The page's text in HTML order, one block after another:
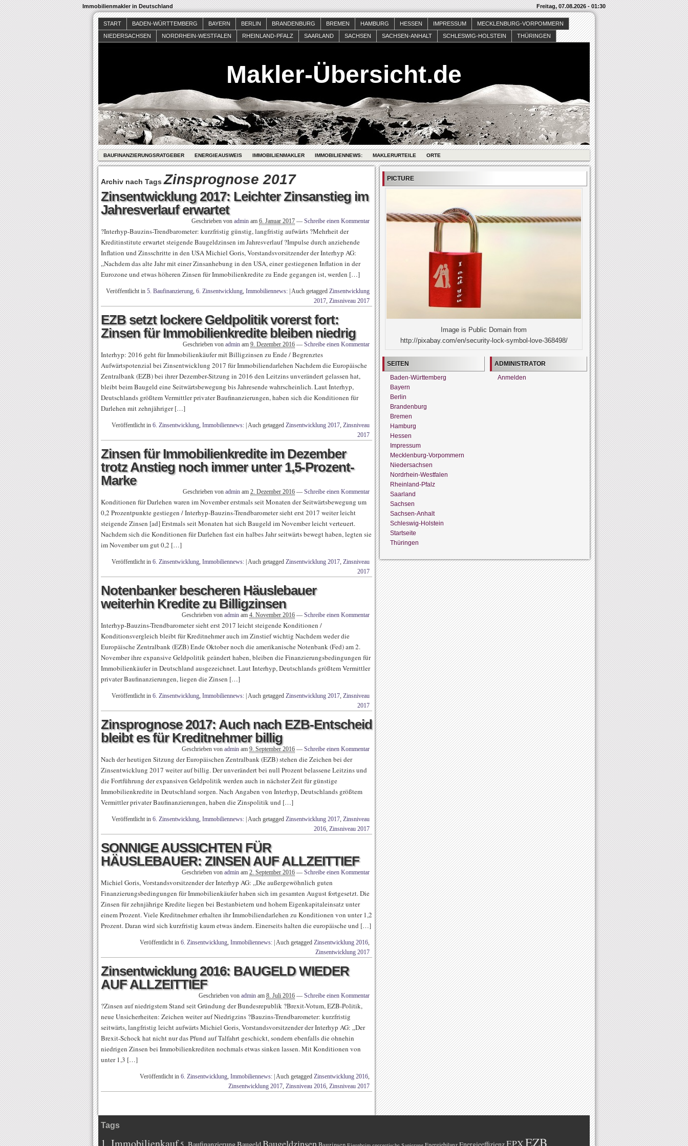
Immobilienmakler in Deutschland Freitag, 07.08.2026 - 01:30
START BADEN-WÜRTTEMBERG BAYERN BERLIN BRANDENBURG BREMEN HAMBURG HESSEN IMPRESSUM
MECKLENBURG-VORPOMMERN
NIEDERSACHSEN
NORDRHEIN-WESTFALEN RHEINLAND-PFALZ SAARLAND SACHSEN SACHSEN-ANHALT SCHLESWIG-HOLSTEIN THÜRINGEN
Makler-Übersicht.de
BAUFINANZIERUNGSRATGEBER ENERGIEAUSWEIS IMMOBILIENMAKLER IMMOBILIENNEWS: MAKLERURTEILE ORTE
Archiv nach TagsZinsprognose 2017
Zinsentwicklung 2017: Leichter Zinsanstieg im
Jahresverlauf erwartet
Geschrieben von admin am 6. Januar 2017 — Schreibe einen Kommentar
?Interhyp-Bauzins-Trendbarometer: kurzfristig günstig, langfristig aufwärts ?Mehrheit der
Kreditinstitute erwartet steigende Baugeldzinsen im Jahresverlauf ?Impulse durch anziehende
Inflation und Zinsschritte in den USA Michiel Goris, Vorstandsvorsitzender der Interhyp AG:
„Nachdem das alte Jahr mit einer Zinsanhebung in den USA, einer gestiegenen Inflation in der
Eurozone und etwas höheren Zinsen für Immobilienkredite zu Ende gegangen ist, werden […]
Veröffentlicht in 5. Baufinanzierung, 6. Zinsentwicklung, Immobiliennews: Auch getagged Zinsentwicklung
2017, Zinsniveau 2017
EZB setzt lockere Geldpolitik vorerst fort:
Zinsen für Immobilienkredite bleiben niedrig
Geschrieben von admin am 9. Dezember 2016 — Schreibe einen Kommentar
Interhyp: 2016 geht für Immobilienkäufer mit Billigzinsen zu Ende / Begrenztes
Aufwärtspotenzial bei Zinsentwicklung 2017 für Immobiliendarlehen Nachdem die Europäische
Zentralbank (EZB) bei ihrer Dezember-Sitzung in 2016 den Leitzins unverändert gelassen hat,
bleibt beim Baugeld eine Seitwärtsbewegung bis Jahresende wahrscheinlich. Laut Interhyp,
Deutschlands größtem Vermittler privater Baufinanzierungen, haben sich die Konditionen für
Darlehen mit zehnjähriger […]
Veröffentlicht in 6. Zinsentwicklung, Immobiliennews: Auch getagged Zinsentwicklung 2017, Zinsniveau
2017
Zinsen für Immobilienkredite im Dezember
trotz Anstieg noch immer unter 1,5-Prozent-
Marke
Geschrieben von admin am 2. Dezember 2016 — Schreibe einen Kommentar
Konditionen für Darlehen waren im November erstmals seit Monaten der Seitwärtsbewegung um
0,2 Prozentpunkte gestiegen / Interhyp-Bauzins-Trendbarometer sieht erst 2017 weiter leicht
steigende Zinsen [ad] Erstmals seit Monaten hat sich Baugeld im November leicht verteuert.
Nachdem sich die Konditionen für Darlehen fast ein halbes Jahr seitwärts bewegt haben, legten sie
im November um gut 0,2 […]
Veröffentlicht in 6. Zinsentwicklung, Immobiliennews: Auch getagged Zinsentwicklung 2017, Zinsniveau
2017
Notenbanker bescheren Häuslebauer
weiterhin Kredite zu Billigzinsen
Geschrieben von admin am 4. November 2016 — Schreibe einen Kommentar
Interhyp-Bauzins-Trendbarometer sieht erst 2017 leicht steigende Konditionen /
Konditionsvergleich bleibt für Kreditnehmer auch im Zinstief wichtig Nachdem weder die
Europäische Zentralbank (EZB) Ende Oktober noch die amerikanische Notenbank (Fed) am 2.
November ihre expansive Geldpolitik geändert haben, bleiben die Finanzierungsbedingungen für
Immobilienkäufer in Deutschland ausgezeichnet. Laut Interhyp, Deutschlands größtem Vermittler
privater Baufinanzierungen, liegen die Zinsen […]
Veröffentlicht in 6. Zinsentwicklung, Immobiliennews: Auch getagged Zinsentwicklung 2017, Zinsniveau
2017
Zinsprognose 2017: Auch nach EZB-Entscheid
bleibt es für Kreditnehmer billig
Geschrieben von admin am 9. September 2016 — Schreibe einen Kommentar
Nach der heutigen Sitzung der Europäischen Zentralbank (EZB) stehen die Zeichen bei der
Zinsentwicklung 2017 weiter auf billig. Der unverändert bei null Prozent belassene Leitzins und
die Fortführung der expansiven Geldpolitik werden auch in nächster Zeit für günstige
Immobilienkredite in Deutschland sorgen. Nach Angaben von Interhyp, Deutschlands größtem
Vermittler privater Baufinanzierungen, haben die Zinspolitik und […]
Veröffentlicht in 6. Zinsentwicklung, Immobiliennews: Auch getagged Zinsentwicklung 2017, Zinsniveau
2016, Zinsniveau 2017
SONNIGE AUSSICHTEN FÜR
HÄUSLEBAUER: ZINSEN AUF ALLZEITTIEF
Geschrieben von admin am 2. September 2016 — Schreibe einen Kommentar
Michiel Goris, Vorstandsvorsitzender der Interhyp AG: „Die außergewöhnlich guten
Finanzierungsbedingungen für Immobilienkäufer haben sich im gesamten August fortgesetzt. Die
Zinsen für zehnjährige Kredite liegen bei Bestanbietern und hohem Eigenkapitaleinsatz unter
einem Prozent. Viele Kreditnehmer erhalten ihr Immobiliendarlehen zu Konditionen von unter 1,2
Prozent. Daran wird sich kurzfristig kaum etwas ändern. Einerseits halten die europäische und […]
Veröffentlicht in 6. Zinsentwicklung, Immobiliennews: Auch getagged Zinsentwicklung 2016,
Zinsentwicklung 2017
Zinsentwicklung 2016: BAUGELD WIEDER
AUF ALLZEITTIEF
Geschrieben von admin am 8. Juli 2016 — Schreibe einen Kommentar
?Zinsen auf niedrigstem Stand seit Gründung der Bundesrepublik ?Brexit-Votum, EZB-Politik,
neue Unsicherheiten: Zeichen weiter auf Niedrigzins ?Bauzins-Trendbarometer: kurzfristig
seitwärts, langfristig leicht aufwärts Michiel Goris, Vorstandsvorsitzender der Interhyp AG: „Der
Brexit-Schock hat nicht nur das Pfund auf Talfahrt geschickt, sondern ebenfalls die ohnehin
niedrigen Zinsen bei Immobilienkrediten nochmals etwas sinken lassen. Mit Konditionen von
unter 1,3 […]
Veröffentlicht in 6. Zinsentwicklung, Immobiliennews: Auch getagged Zinsentwicklung 2016,
Zinsentwicklung 2017, Zinsniveau 2016, Zinsniveau 2017
PICTURE
Image is Public Domain from
http://pixabay.com/en/security-lock-symbol-love-368498/
SEITEN
Baden-Württemberg
Bayern
Berlin
Brandenburg
Bremen
Hamburg
Hessen
Impressum
Mecklenburg-Vorpommern
Niedersachsen
Nordrhein-Westfalen
Rheinland-Pfalz
Saarland
Sachsen
Sachsen-Anhalt
Schleswig-Holstein
Startseite
Thüringen
ADMINISTRATOR
Anmelden
Tags
1. Immobilienkauf Baugeldzinsen EPXEZB